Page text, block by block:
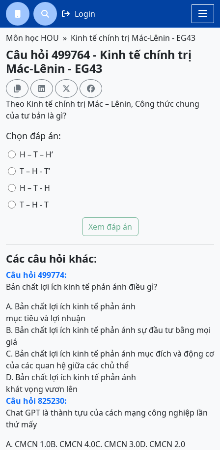

  Login
Môn học HOU Kinh tế chính trị Mác-Lênin - EG43
Câu hỏi 499764 - Kinh tế chính trị
Mác-Lênin - EG43
   
Theo Kinh tế chính trị Mác – Lênin, Công thức chung
của tư bản là gì?
Chọn đáp án:
H – T – H’
T – H - T’
H – T - H
T – H - T
Xem đáp án
Các câu hỏi khác:
Câu hỏi 499774:
Bản chất lợi ích kinh tế phản ánh điều gì?
A. Bản chất lợi ích kinh tế phản ánh
mục tiêu và lợi nhuận
B. Bản chất lợi ích kinh tế phản ánh sự đầu tư bằng mọi
giá
C. Bản chất lợi ích kinh tế phản ánh mục đích và động cơ
của các quan hệ giữa các chủ thể
D. Bản chất lợi ích kinh tế phản ánh
khát vọng vươn lên
Câu hỏi 825230:
Chat GPT là thành tựu của cách mạng công nghiệp lần
thứ mấy
A. CMCN 1.0B. CMCN 4.0C. CMCN 3.0D. CMCN 2.0